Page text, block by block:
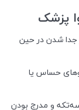
جدا شدن در حین
حساس یا
و مدرج بودن